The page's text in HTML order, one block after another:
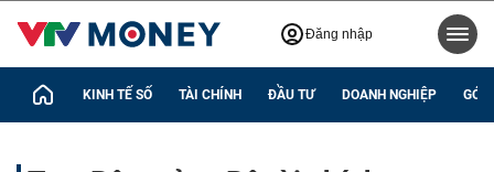
Đăng nhập
KINH TẾ SỐ TÀI CHÍNH ĐẦU TƯ DOANH NGHIỆP GÓC